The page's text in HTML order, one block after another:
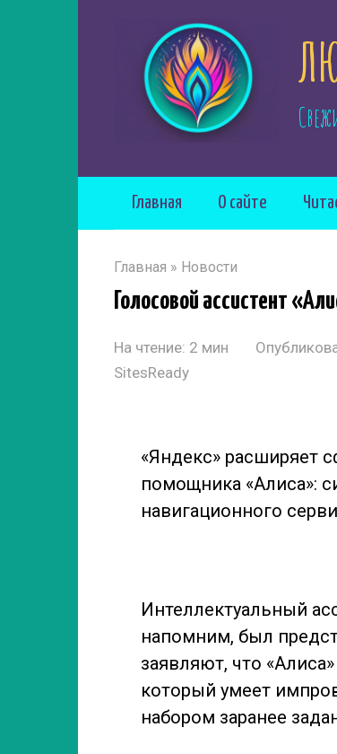
Главная О сайте
Главная » Новости
Голосовой ассистент
На чтение: 2 мин
SitesReady
«Яндекс» расширяет
помощника «Алиса»:
навигационного
Интеллектуальный
напомним, был
заявляют, что
который умеет
набором заранее